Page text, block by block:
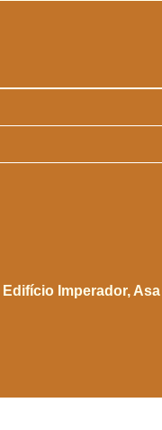
Edifício Imperador,